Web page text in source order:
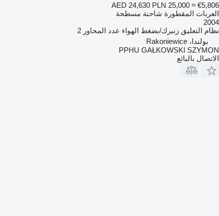
AED 24,630 PLN 25,000 ≈ €5,806
العربات المقطورة شاحنة مسطحة
2004
نظام التعليق زنبرك/بضغط الهواء عدد المحاور 2
بولندا، Rakoniewice
PPHU GAŁKOWSKI SZYMON
الاتصال بالبائع